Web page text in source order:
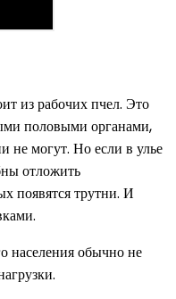
из рабочих пчел. Это
половыми органами,
не могут. Но если в улье
отложить
появятся трутни. И
населения обычно не